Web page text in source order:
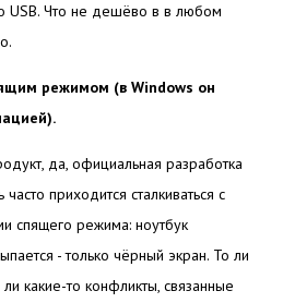
USB. Что не дешёво в в любом
режимом (в Windows он
да, официальная разработка
приходится сталкиваться с
спящего режима: ноутбук
- только чёрный экран. То ли
какие-то конфликты, связанные